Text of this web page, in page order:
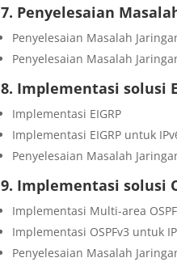
7. Penyelesaian
Penyelesaian Masalah
Penyelesaian Masalah
8. Implementasi solusi
Implementasi EIGRP
Implementasi EIGRP untuk
Penyelesaian Masalah
9. Implementasi solusi
Implementasi Multi-area
Implementasi OSPFv3 untuk
Penyelesaian Masalah